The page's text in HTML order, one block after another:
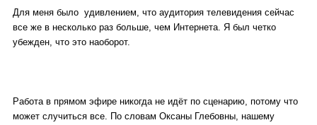
Для меня было удивлением, что аудитория телевидения сейчас
все же в несколько раз больше, чем Интернета. Я был четко
убежден, что это наоборот.
Работа в прямом эфире никогда не идёт по сценарию, потому что
может случиться все. По словам Оксаны Глебовны, нашему